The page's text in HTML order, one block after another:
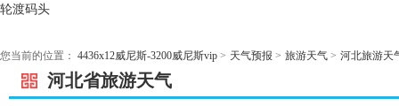
轮渡码头
您当前的位置： 4436x12威尼斯-3200威尼斯vip > 天气预报 > 旅游天气 > 河北旅游天
河北省旅游天气